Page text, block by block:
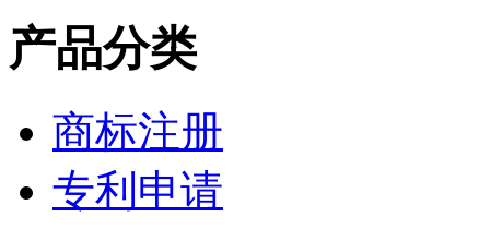
产品分类
商标注册
专利申请